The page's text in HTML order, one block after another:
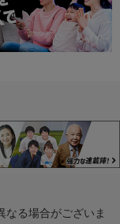
なる場合がございま